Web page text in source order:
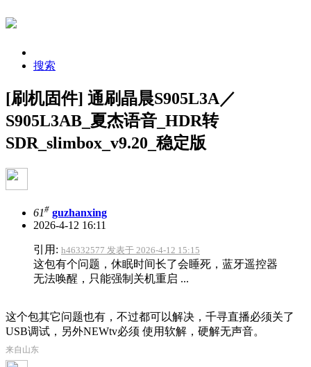
搜索
[刷机固件] 通刷晶晨S905L3A／
S905L3AB_夏杰语音_HDR转
SDR_slimbox_v9.20_稳定版
61# guzhanxing
2026-4-12 16:11
引用: h46332577 发表于 2026-4-12 15:15
这包有个问题，休眠时间长了会睡死，蓝牙遥控器
无法唤醒，只能强制关机重启 ...
这个包其它问题也有，不过都可以解决，千寻直播必须关了
USB调试，另外NEWtv必须 使用软解，硬解无声音。
来自山东